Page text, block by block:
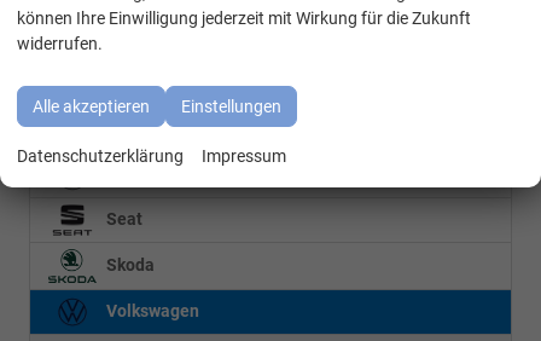
BMW
Cupra
Seat
Skoda
Volkswagen
können Ihre Einwilligung jederzeit mit Wirkung für die Zukunft
widerrufen.
Alle akzeptieren Einstellungen
Datenschutzerklärung Impressum